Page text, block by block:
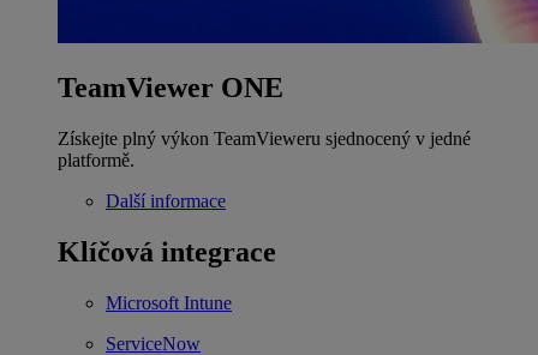
TeamViewer ONE
Získejte plný výkon TeamVieweru sjednocený v jedné
platformě.
Další informace
Klíčová integrace
Microsoft Intune
ServiceNow